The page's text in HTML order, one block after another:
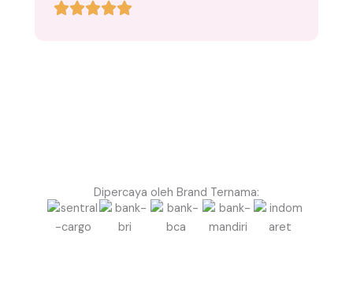
Dipercaya oleh Brand Ternama: